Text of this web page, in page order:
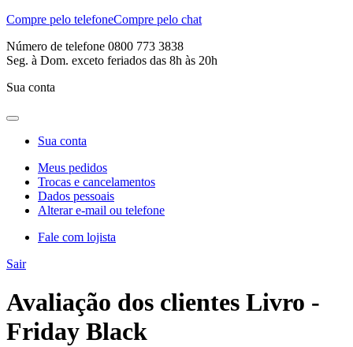
Compre pelo telefoneCompre pelo chat
Número de telefone 0800 773 3838
Seg. à Dom. exceto feriados das 8h às 20h
Sua conta
Sua conta
Meus pedidos
Trocas e cancelamentos
Dados pessoais
Alterar e-mail ou telefone
Fale com lojista
Sair
Avaliação dos clientes Livro -
Friday Black